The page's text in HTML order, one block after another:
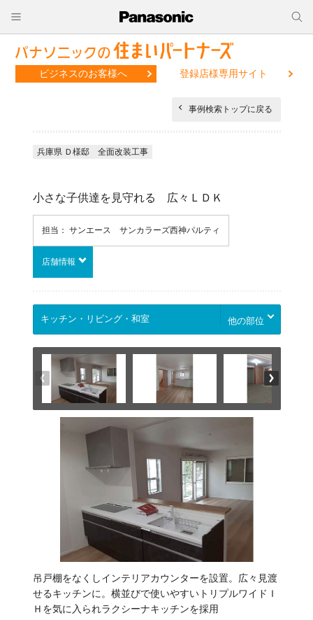
ビジネスのお客様へ 登録店様専用サイト
事例検索トップに戻る
兵庫県 Ｄ様邸 全面改装工事
小さな子供達を見守れる 広々ＬＤＫ
担当： サンエース サンカラーズ西神パルティ
店舗情報
他の部位
吊戸棚をなくしインテリアカウンターを設置。広々見渡
せるキッチンに。横並びで使いやすいトリプルワイドＩ
Ｈを気に入られラクシーナキッチンを採用